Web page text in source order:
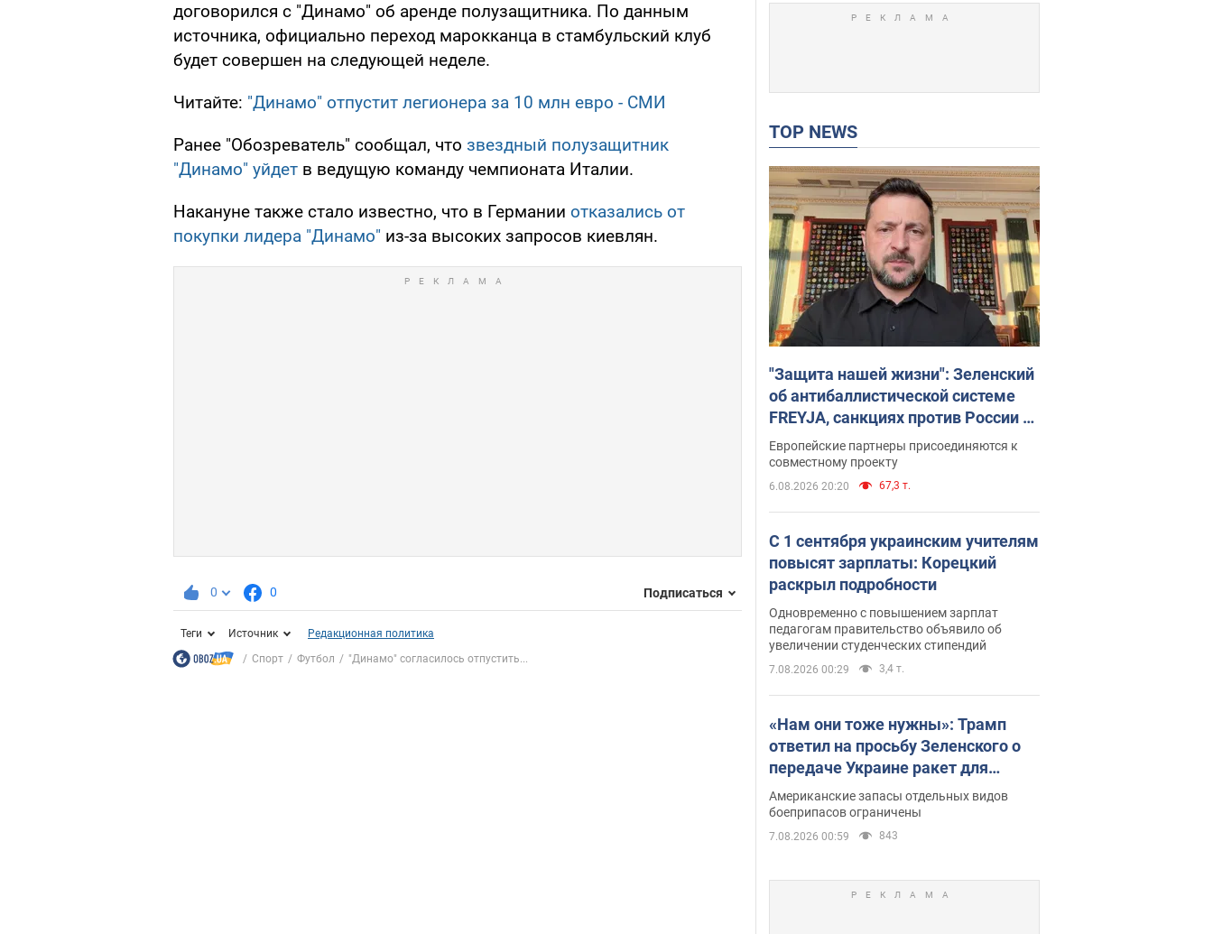
договорился с "Динамо" об аренде полузащитника. По данным
источника, официально переход марокканца в стамбульский клуб
будет совершен на следующей неделе.
Читайте: "Динамо" отпустит легионера за 10 млн евро - СМИ
Ранее "Обозреватель" сообщал, что звездный полузащитник
"Динамо" уйдет в ведущую команду чемпионата Италии.
Накануне также стало известно, что в Германии отказались от
покупки лидера "Динамо" из-за высоких запросов киевлян.
0 0 Подписаться
Теги Источник
Редакционная политика
Спорт
Футбол "Динамо" согласилось отпустить...
TOP NEWS
"Защита нашей жизни": Зеленский
об антибаллистической системе
FREYJA, санкциях против России и
поддержке аграриев. Видео
Европейские партнеры присоединяются к
совместному проекту
6.08.2026 20:20 67,3 т.
С 1 сентября украинским учителям
повысят зарплаты: Корецкий
раскрыл подробности
Одновременно с повышением зарплат
педагогам правительство объявило об
увеличении студенческих стипендий
7.08.2026 00:29 3,4 т.
«Нам они тоже нужны»: Трамп
ответил на просьбу Зеленского о
передаче Украине ракет для
Patriot
Американские запасы отдельных видов
боеприпасов ограничены
7.08.2026 00:59 843